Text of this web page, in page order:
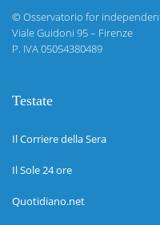
©Osservatorio for
Viale Guidoni 95 – Firenze
P. IVA 05054380489
Testate
Il Corriere della Sera
Il Sole 24 ore
Quotidiano.net